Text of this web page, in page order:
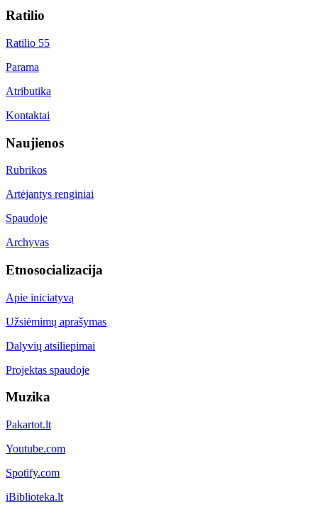
Ratilio
Ratilio 55
Parama
Atributika
Kontaktai
Naujienos
Rubrikos
Artėjantys renginiai
Spaudoje
Archyvas
Etnosocializacija
Apie iniciatyvą
Užsiėmimų aprašymas
Dalyvių atsiliepimai
Projektas spaudoje
Muzika
Pakartot.lt
Youtube.com
Spotify.com
iBiblioteka.lt